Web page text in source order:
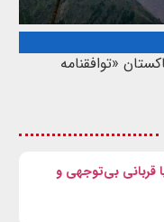
«توافقنامه
قربانی بی‌توجهی و